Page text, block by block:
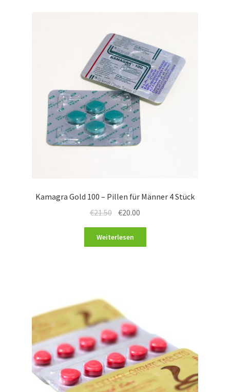
Kamagra Gold 100 – Pillen für Männer 4 Stück
€21.50 €20.00
Weiterlesen